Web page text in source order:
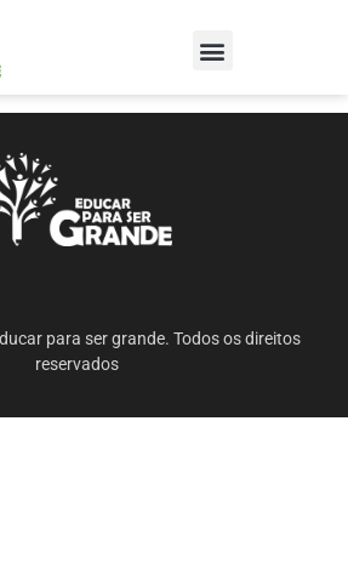
para ser grande. Todos os direitos
reservados